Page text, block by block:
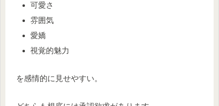
可愛さ
雰囲気
愛嬌
視覚的魅力
を感情的に見せやすい。